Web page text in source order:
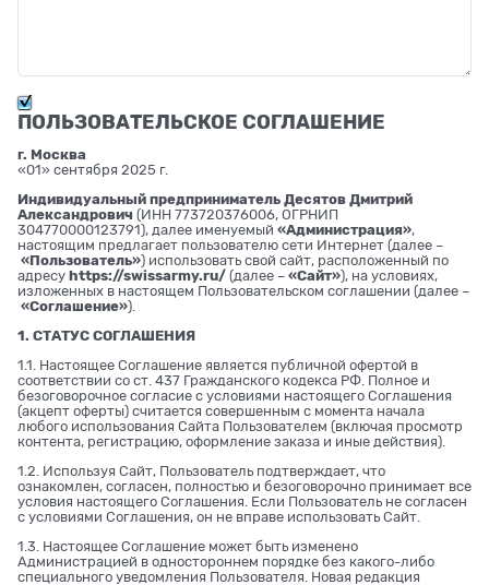
ПОЛЬЗОВАТЕЛЬСКОЕ СОГЛАШЕНИЕ
г. Москва
«01» сентября 2025 г.
Индивидуальный предприниматель Десятов Дмитрий
Александрович (ИНН 773720376006, ОГРНИП
304770000123791), далее именуемый «Администрация»,
настоящим предлагает пользователю сети Интернет (далее –
«Пользователь») использовать свой сайт, расположенный по
адресу https://swissarmy.ru/ (далее – «Сайт»), на условиях,
изложенных в настоящем Пользовательском соглашении (далее –
«Соглашение»).
1. СТАТУС СОГЛАШЕНИЯ
1.1. Настоящее Соглашение является публичной офертой в
соответствии со ст. 437 Гражданского кодекса РФ. Полное и
безоговорочное согласие с условиями настоящего Соглашения
(акцепт оферты) считается совершенным с момента начала
любого использования Сайта Пользователем (включая просмотр
контента, регистрацию, оформление заказа и иные действия).
1.2. Используя Сайт, Пользователь подтверждает, что
ознакомлен, согласен, полностью и безоговорочно принимает все
условия настоящего Соглашения. Если Пользователь не согласен
с условиями Соглашения, он не вправе использовать Сайт.
1.3. Настоящее Соглашение может быть изменено
Администрацией в одностороннем порядке без какого-либо
специального уведомления Пользователя. Новая редакция